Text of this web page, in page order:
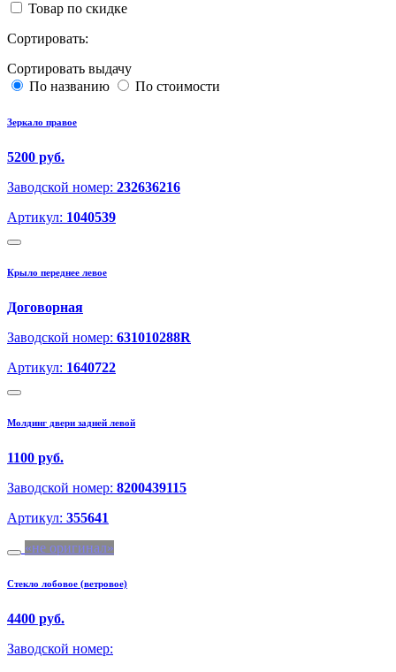
Товар по скидке
Сортировать:
Сортировать выдачу
По названию
По стоимости
Зеркало правое
5200 руб.
Заводской номер: 232636216
Артикул: 1040539
Крыло переднее левое
Договорная
Заводской номер: 631010288R
Артикул: 1640722
Молдинг двери задней левой
1100 руб.
Заводской номер: 8200439115
Артикул: 355641
не оригинал
Стекло лобовое (ветровое)
4400 руб.
Заводской номер: